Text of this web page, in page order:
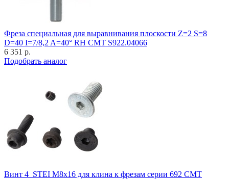
Фреза специальная для выравнивания плоскости Z=2 S=8
D=40 I=7/8,2 A=40° RH CMT S922.04066
6 351 р.
Подобрать аналог
Винт 4_STEI M8x16 для клина к фрезам серии 692 CMT